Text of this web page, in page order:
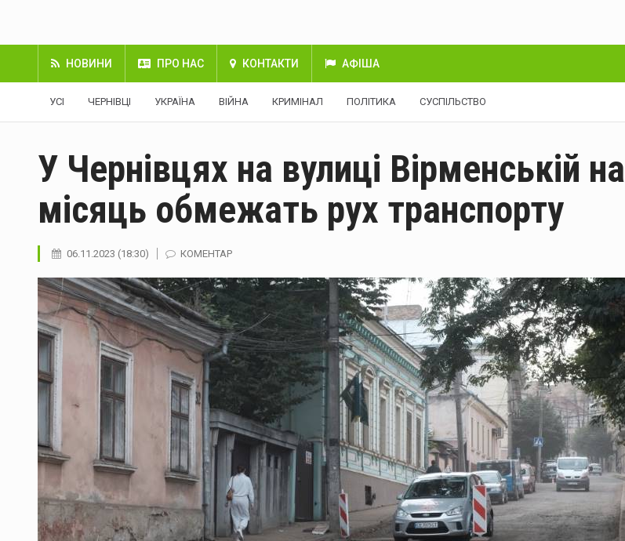
НОВИНИ ПРО НАС КОНТАКТИ АФІША
УСІ ЧЕРНІВЦІ УКРАЇНА ВІЙНА КРИМІНАЛ ПОЛІТИКА СУСПІЛЬСТВО
У Чернівцях на вулиці Вірменській на
місяць обмежать рух транспорту
06.11.2023 (18:30) КОМЕНТАР